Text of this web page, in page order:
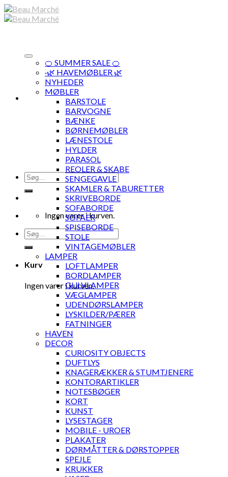
Skip
to
Søg
efter:
Ingen varer i kurven.
Søg
efter:
Kurv
Ingen varer i kurven.
🍊 SUMMER SALE 🍊
·🌿 HAVEMØBLER 🌿
NYHEDER
MØBLER
BARSTOLE
BARVOGNE
BÆNKE
BØRNEMØBLER
LÆNESTOLE
HYLDER
PARASOL
REOLER & SKABE
SENGEGAVLE
SKAMLER & TABURETTER
SKRIVEBORDE
SOFABORDE
SOFAER
SPISEBORDE
STOLE
VINTAGEMØBLER
LAMPER
LOFTLAMPER
BORDLAMPER
GULVLAMPER
VÆGLAMPER
UDENDØRSLAMPER
LYSKILDER/PÆRER
FATNINGER
HAVEN
DECOR
CURIOSITY OBJECTS
DUFTLYS
KNAGERÆKKER & STUMTJENERE
KONTORARTIKLER
NOTESBØGER
KORT
KUNST
LYSESTAGER
MOBILE - UROER
PLAKATER
DØRMÅTTER & DØRSTOPPER
SPEJLE
KRUKKER